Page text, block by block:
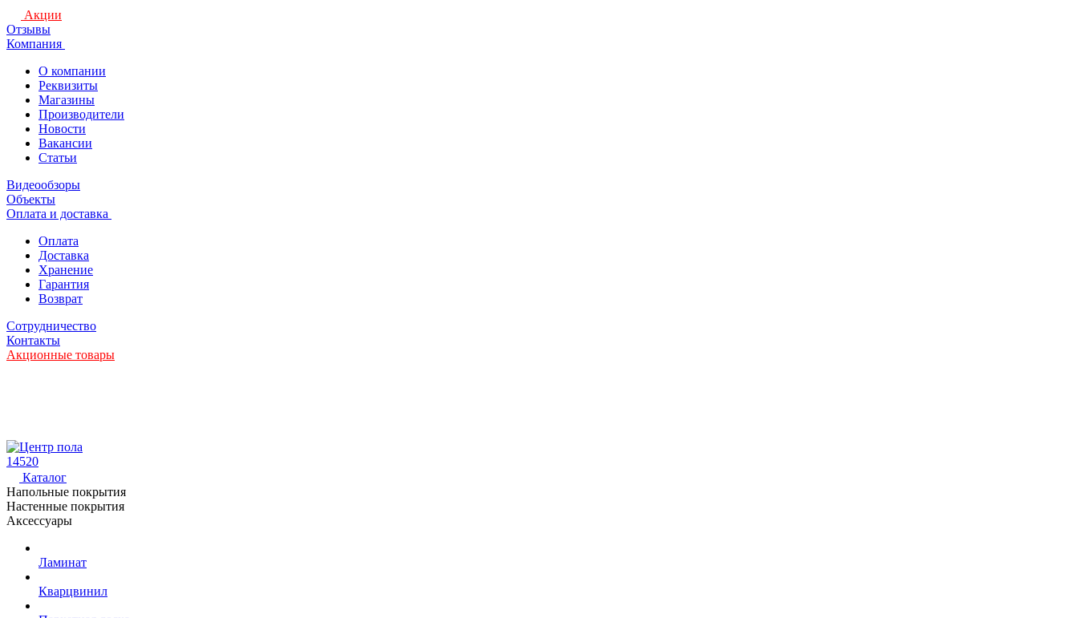
Акции
Отзывы
Компания
О компании
Реквизиты
Магазины
Производители
Новости
Вакансии
Статьи
Видеообзоры
Объекты
Оплата и доставка
Оплата
Доставка
Хранение
Гарантия
Возврат
Сотрудничество
Контакты
Акционные товары
14520
Каталог
Напольные покрытия
Настенные покрытия
Аксессуары
Ламинат
Кварцвинил